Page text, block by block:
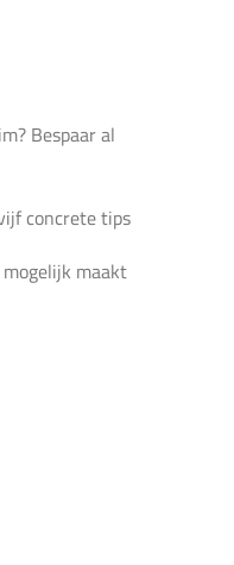
Bespaar al
concrete tips
mogelijk maakt